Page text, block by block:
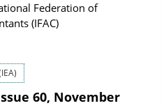
Federation of
(IFAC)
60, November